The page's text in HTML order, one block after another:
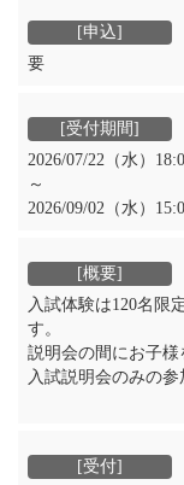
要
2026/07/22（水）
～
2026/09/02（水）
入試体験は120名限
す。
説明会の間にお子様
入試説明会のみの参